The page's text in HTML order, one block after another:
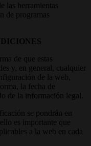
las herramientas
de programas
de que estas
y, en general, cualquier
de la web,
la fecha de
de la información legal.
se pondrán en
es importante que
a la web en cada